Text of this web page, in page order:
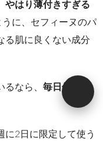
やはり薄付きすぎる
うに、セフィーヌのパ
る肌に良くない成分
なら、 毎日使いに
に2日に限定して使う